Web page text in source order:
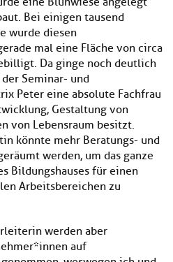
Bei einigen tausend
wurde diesen
mal eine Fläche von circa
Da ginge noch deutlich
Seminar- und
Peter eine absolute Fachfrau
Gestaltung von
von Lebensraum besitzt.
könnte mehr Beratungs- und
werden, um das ganze
Bildungshauses für einen
Arbeitsbereichen zu
werden aber
auf